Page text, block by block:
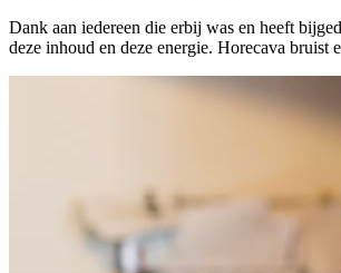
Dank aan iedereen die erbij was en heeft
deze inhoud en deze energie. Horecava bruist